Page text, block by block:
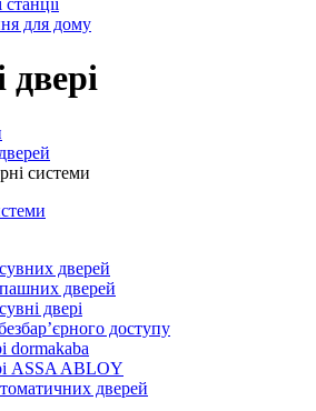
для дому
двері
системи
дверей
дверей
двері
доступу
dormakaba
ASSA ABLOY
дверей